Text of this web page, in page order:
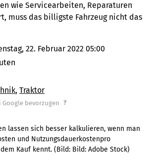
wie Servicearbeiten, Reparaturen
muss das billigste Fahrzeug nicht das
22. Februar 2022 05:00
Traktor
bevorzugen ?
lassen sich besser kalkulieren, wenn man
und Nutzungsdauerkostenpro
Kauf kennt. (Bild: Bild: Adobe Stock)